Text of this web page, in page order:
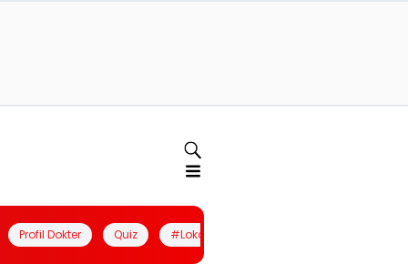
Profil Dokter Quiz #LokalBerdaya